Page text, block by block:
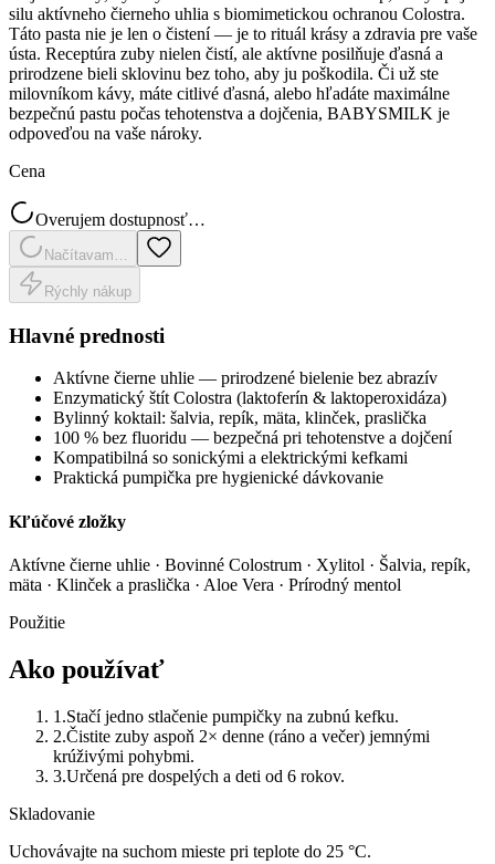
silu aktívneho čierneho uhlia s biomimetickou ochranou Colostra.
Táto pasta nie je len o čistení — je to rituál krásy a zdravia pre vaše
ústa. Receptúra zuby nielen čistí, ale aktívne posilňuje ďasná a
prirodzene bieli sklovinu bez toho, aby ju poškodila. Či už ste
milovníkom kávy, máte citlivé ďasná, alebo hľadáte maximálne
bezpečnú pastu počas tehotenstva a dojčenia, BABYSMILK je
odpoveďou na vaše nároky.
Cena
Overujem dostupnosť…
Načítavam…
Rýchly nákup
Hlavné prednosti
Aktívne čierne uhlie — prirodzené bielenie bez abrazív
Enzymatický štít Colostra (laktoferín & laktoperoxidáza)
Bylinný koktail: šalvia, repík, mäta, klinček, praslička
100 % bez fluoridu — bezpečná pri tehotenstve a dojčení
Kompatibilná so sonickými a elektrickými kefkami
Praktická pumpička pre hygienické dávkovanie
Kľúčové zložky
Aktívne čierne uhlie · Bovinné Colostrum · Xylitol · Šalvia, repík,
mäta · Klinček a praslička · Aloe Vera · Prírodný mentol
Použitie
Ako používať
1 .Stačí jedno stlačenie pumpičky na zubnú kefku.
2.Čistite zuby aspoň 2× denne (ráno a večer) jemnými
krúživými pohybmi.
3.Určená pre dospelých a deti od 6 rokov.
Skladovanie
Uchovávajte na suchom mieste pri teplote do 25 °C.